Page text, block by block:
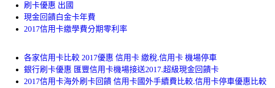
刷卡優惠 出國
現金回饋白金卡年費
2017信用卡繳學費分期零利率
各家信用卡比較 2017優惠 信用卡 繳稅.信用卡 機場停車
銀行刷卡優惠 匯豐信用卡機場接送2017.超級現金回饋卡
2017信用卡海外刷卡回饋 信用卡國外手續費比較.信用卡停車優惠比較